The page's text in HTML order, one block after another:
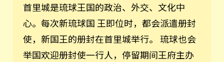
首里城是琉球王国的政治、外交、文化中
心。每次新琉球国 王即位时，都会派遣册封
使，新国王的册封在首里城举行。 琉球也会
举国欢迎册封使一行人，停留期间王府主办